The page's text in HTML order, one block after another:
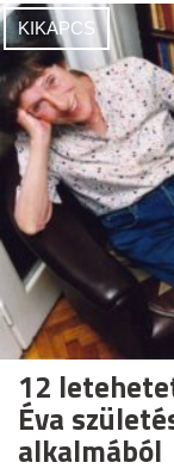
KIKAPCS
12
Éva
alkalmából